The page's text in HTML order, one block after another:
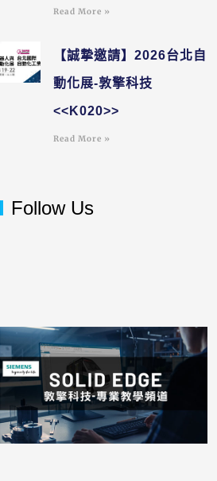
Read More »
【誠摯邀請】2026台北自
動化展-敦擎科技
<<K020>>
Read More »
Follow Us